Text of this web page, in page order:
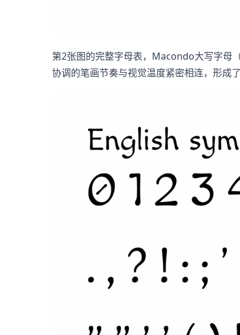
第2张图的完整字母表，Macondo大写字母
协调的笔画节奏与视觉温度紧密相连，形成